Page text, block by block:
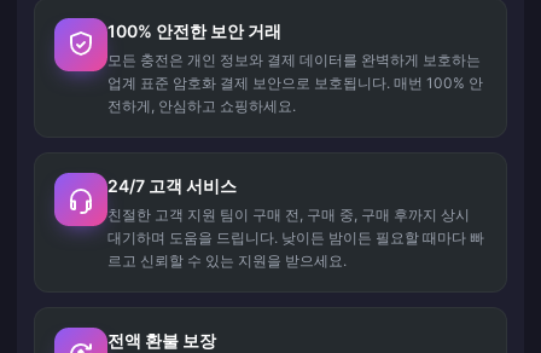
100% 안전한 보안 거래
모든 충전은 개인 정보와 결제 데이터를 완벽하게 보호하는
업계 표준 암호화 결제 보안으로 보호됩니다. 매번 100% 안
전하게, 안심하고 쇼핑하세요.
24/7 고객 서비스
친절한 고객 지원 팀이 구매 전, 구매 중, 구매 후까지 상시
대기하며 도움을 드립니다. 낮이든 밤이든 필요할 때마다 빠
르고 신뢰할 수 있는 지원을 받으세요.
전액 환불 보장